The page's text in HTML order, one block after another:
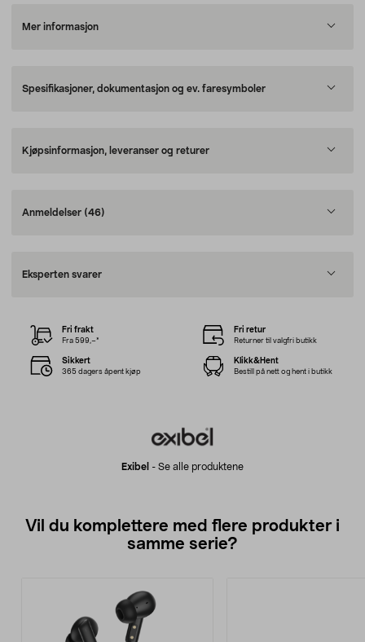
Mer informasjon
Spesifikasjoner, dokumentasjon og ev. faresymboler
Kjøpsinformasjon, leveranser og returer
Anmeldelser (46)
Eksperten svarer
Exibel - Se alle produktene
Fri frakt
Fra 599,–*
Fri retur
Returner til valgfri butikk
Sikkert
365 dagers åpent kjøp
Klikk&Hent
Bestill på nett og hent i butikk
Vil du komplettere med flere produkter i
samme serie?